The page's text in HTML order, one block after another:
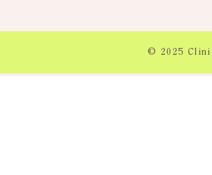
© 2025